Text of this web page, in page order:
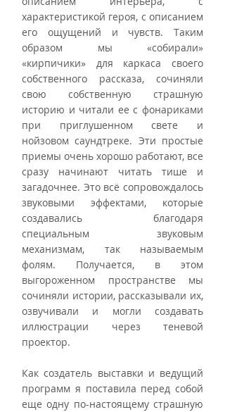
характеристикой героя, с описанием
его ощущений и чувств. Таким
образом мы «собирали»
«кирпичики» для каркаса своего
собственного рассказа, сочиняли
свою собственную страшную
историю и читали ее с фонариками
при приглушенном свете и
нойзовом саундтреке. Эти простые
приемы очень хорошо работают, все
сразу начинают читать тише и
загадочнее. Это всё сопровождалось
звуковыми эффектами, которые
создавались благодаря
специальным звуковым
механизмам, так называемым
фолям. Получается, в этом
выгороженном пространстве мы
сочиняли истории, рассказывали их,
озвучивали и могли создавать
иллюстрации через теневой
проектор.
Как создатель выставки и ведущий
программ я поставила перед собой
еще одну по-настоящему страшную